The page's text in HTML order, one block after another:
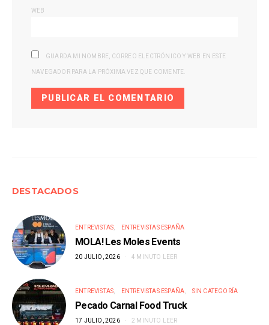
WEB
GUARDA MI NOMBRE, CORREO ELECTRÓNICO Y WEB EN ESTE
NAVEGADOR PARA LA PRÓXIMA VEZ QUE COMENTE.
DESTACADOS
ENTREVISTAS ENTREVISTAS ESPAÑA
MOLA! Les Moles Events
20 JULIO, 2026 4 MINUTO LEER
ENTREVISTAS ENTREVISTAS ESPAÑA SIN CATEGORÍA
Pecado Carnal Food Truck
17 JULIO, 2026 2 MINUTO LEER